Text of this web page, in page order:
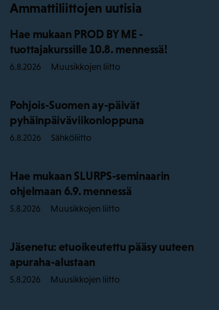
Ammattiliittojen uutisia
Hae mukaan PROD BY ME -
tuottajakurssille 10.8. mennessä!
6.8.2026 Muusikkojen liitto
Pohjois-Suomen ay-päivät
pyhäinpäiväviikonloppuna
6.8.2026 Sähköliitto
Hae mukaan SLURPS-seminaarin
ohjelmaan 6.9. mennessä
5.8.2026 Muusikkojen liitto
Jäsenetu: etuoikeutettu pääsy uuteen
apuraha-alustaan
5.8.2026 Muusikkojen liitto